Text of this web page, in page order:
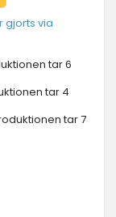
gjorts via
tar 6
tar 4
tar 7